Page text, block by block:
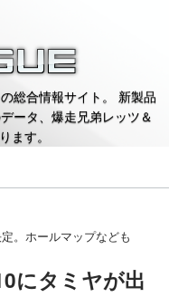
総合情報サイト。 新製品
ータ、爆走兄弟レッツ＆
ます。
。ホールマップなども
にタミヤが出